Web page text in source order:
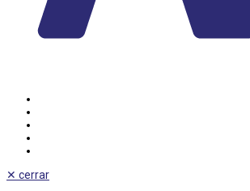
✕ cerrar